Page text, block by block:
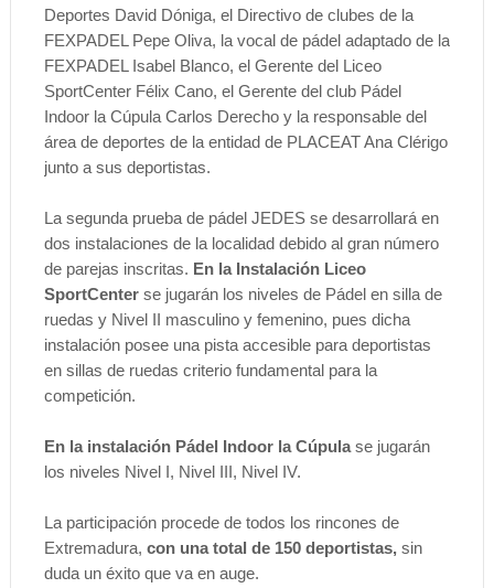
Deportes David Dóniga, el Directivo de clubes de la
FEXPADEL Pepe Oliva, la vocal de pádel adaptado de la
FEXPADEL Isabel Blanco, el Gerente del Liceo
SportCenter Félix Cano, el Gerente del club Pádel
Indoor la Cúpula Carlos Derecho y la responsable del
área de deportes de la entidad de PLACEAT Ana Clérigo
junto a sus deportistas.
La segunda prueba de pádel JEDES se desarrollará en
dos instalaciones de la localidad debido al gran número
de parejas inscritas. En la Instalación Liceo
SportCenterse jugarán los niveles de Pádel en silla de
ruedas y Nivel II masculino y femenino, pues dicha
instalación posee una pista accesible para deportistas
en sillas de ruedas criterio fundamental para la
competición.
En la instalación Pádel Indoor la Cúpulase jugarán
los niveles Nivel I, Nivel III, Nivel IV.
La participación procede de todos los rincones de
Extremadura, con una total de 150 deportistas, sin
duda un éxito que va en auge.